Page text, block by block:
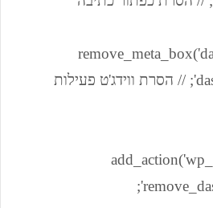
'dashboard', 'normal'); // הסרת ווידג'ט פעילות